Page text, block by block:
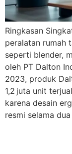
Ringkasan
peralatan rumah
seperti blender,
oleh PT Dalton
2023, produk
1,2 juta unit
karena desain
resmi selama